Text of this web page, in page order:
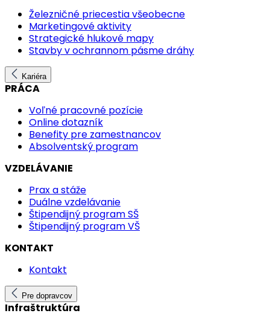
Železničné priecestia všeobecne
Marketingové aktivity
Strategické hlukové mapy
Stavby v ochrannom pásme dráhy
Kariéra
PRÁCA
Voľné pracovné pozície
Online dotazník
Benefity pre zamestnancov
Absolventský program
VZDELÁVANIE
Prax a stáže
Duálne vzdelávanie
Štipendijný program SŠ
Štipendijný program VŠ
KONTAKT
Kontakt
Pre dopravcov
Infraštruktúra